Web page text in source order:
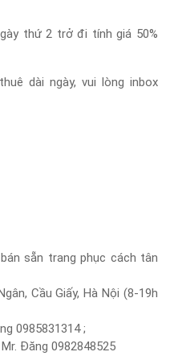
thứ 2 trở đi tính giá 50%
dài ngày, vui lòng inbox
sẵn trang phục cách tân
Cầu Giấy, Hà Nội (8-19h
0985831314 ;
Đăng 0982848525